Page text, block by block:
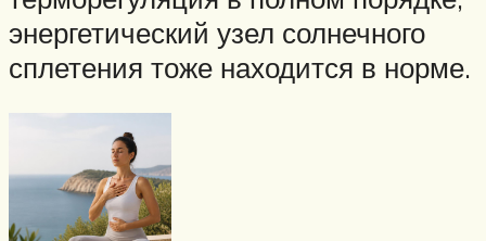
энергетический узел солнечного
сплетения тоже находится в норме.